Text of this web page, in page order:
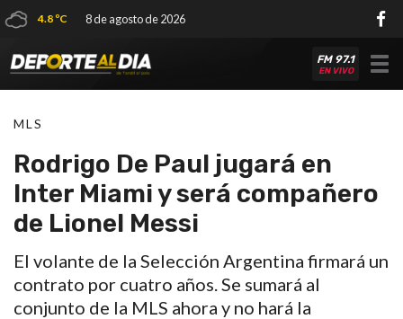
4.8 ºC 8 de agosto de 2026
FM 97.1
EN VIVO
MLS
Rodrigo De Paul jugará en
Inter Miami y será compañero
de Lionel Messi
El volante de la Selección Argentina firmará un
contrato por cuatro años. Se sumará al
conjunto de la MLS ahora y no hará la